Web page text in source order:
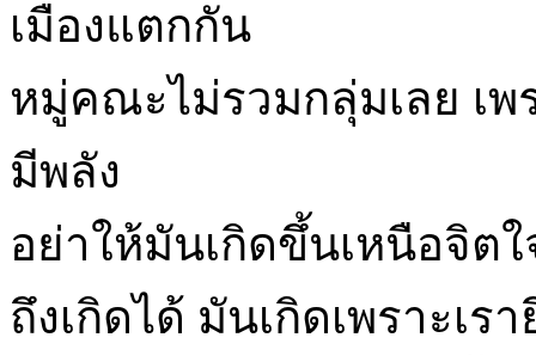
เมืองแตกกัน
หมู่คณะไม่รวมกลุ่มเลย เ
มีพลัง
อย่าให้มันเกิดขึ้นเหนือจิต
ถึงเกิดได้ มันเกิดเพราะเร